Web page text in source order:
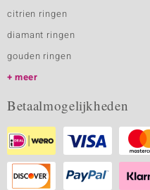
citrien ringen
diamant ringen
gouden ringen
meer
Betaalmogelijkheden